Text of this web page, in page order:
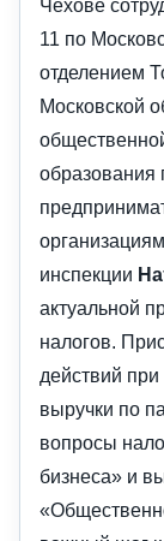
Чехове
11 по
отделением
Московской
образования
инспекции
актуальной
налогов.
действий
выручки по
вопросы
бизнеса» и